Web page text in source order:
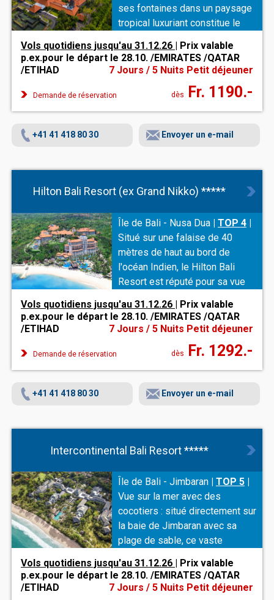
ses fontaines dans un paysage
tropical luxuriant constitue le
de rêve au plus haut niveau.
L'offre de menus variés et
également aux souhaits des
gourmets.
Vols quotidiens jusqu'au 31.12.26 | Prix valable
p.ex.pour le départ le 28.10. /EMIRATES /QATAR
/ETIHAD
7 Jours / 5 Nuits Petit déjeuner
Demande de réservation dès Fr. 1190.-
+41 41 418 80 30 Envoyer un e-mail
Hilton Bali Resort (ex Grand Nikko) *****
Île de Bali - Nusa Dua | TOP 4 |
Situé sur une falaise de 40
mètres de haut au bord de
l'océan Indien, le Hilton Bali
Resort est réputé pour sa vue
installations de loisirs, ses
superbes espaces
extérieurs et ses lieux de
mariage uniques avec vue sur la
Vols quotidiens jusqu'au 31.12.26 | Prix valable
p.ex.pour le départ le 28.10. /EMIRATES /QATAR
/ETIHAD
7 Jours / 5 Nuits Petit déjeuner
Demande de réservation dès Fr. 1292.-
+41 41 418 80 30 Envoyer un e-mail
Intercontinental Bali Resort *****
Île de Bali - Jimbaran TOP 5
Vue sur la mer avec des
cocotiers : situé directement sur
la baie de Jimbaran avec sa
plage de sable, ce vaste
un repos parfait. La « Rip Curl
School of Surf » propose des
Vols quotidiens jusqu'au 31.12.26
| Prix valable
p.ex.pour le départ le 28.10. /EMIRATES /QATAR
/ETIHAD
7 Jours / 5 Nuits Petit déjeuner